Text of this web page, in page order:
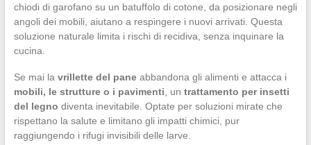
chiodi di garofano su un batuffolo di cotone, da posizionare negli
angoli dei mobili, aiutano a respingere i nuovi arrivati. Questa
soluzione naturale limita i rischi di recidiva, senza inquinare la
cucina.
Se mai la vrillette del paneabbandona gli alimenti e attacca i
mobili, le strutture o i pavimenti , un trattamento per insetti
del legno diventa inevitabile. Optate per soluzioni mirate che
rispettano la salute e limitano gli impatti chimici, pur
raggiungendo i rifugi invisibili delle larve.